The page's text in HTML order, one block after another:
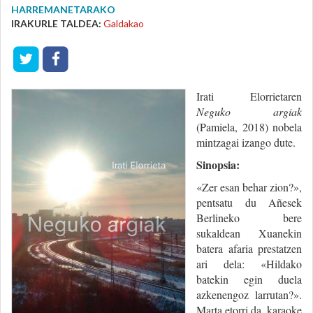
HARREMANETARAKO
IRAKURLE TALDEA: Galdakao
Irati Elorrietaren
Neguko argiak
(Pamiela, 2018) nobela
mintzagai izango dute.
Sinopsia:
«Zer esan behar zion?»,
pentsatu du Añesek
Berlineko bere
sukaldean Xuanekin
batera afaria prestatzen
ari dela: «Hildako
batekin egin duela
azkenengoz larrutan?».
Marta etorri da, karaoke